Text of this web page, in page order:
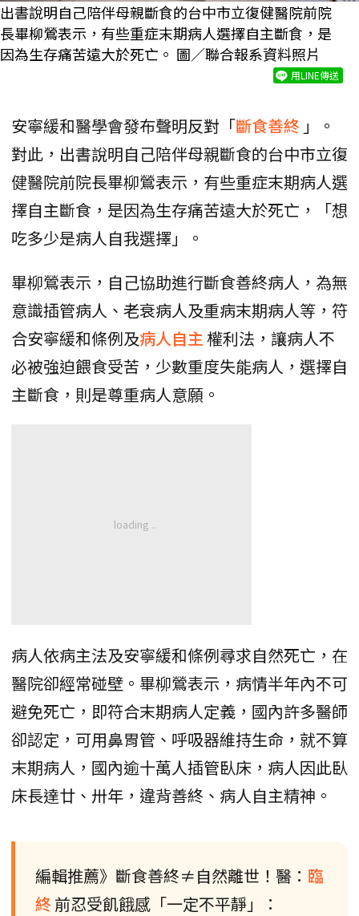
出書說明自己陪伴母親斷食的台中市立復健醫院前院
長畢柳鶯表示，有些重症末期病人選擇自主斷食，是
因為生存痛苦遠大於死亡。 圖／聯合報系資料照片
用LINE傳送
安寧緩和醫學會發布聲明反對「斷食善終 」。
對此，出書說明自己陪伴母親斷食的台中市立復
健醫院前院長畢柳鶯表示，有些重症末期病人選
擇自主斷食，是因為生存痛苦遠大於死亡，「想
吃多少是病人自我選擇」。
畢柳鶯表示，自己協助進行斷食善終病人，為無
意識插管病人、老衰病人及重病末期病人等，符
合安寧緩和條例及病人自主權利法，讓病人不
必被強迫餵食受苦，少數重度失能病人，選擇自
主斷食，則是尊重病人意願。
病人依病主法及安寧緩和條例尋求自然死亡，在
醫院卻經常碰壁。畢柳鶯表示，病情半年內不可
避免死亡，即符合末期病人定義，國內許多醫師
卻認定，可用鼻胃管、呼吸器維持生命，就不算
末期病人，國內逾十萬人插管臥床，病人因此臥
床長達廿、卅年，違背善終、病人自主精神。
編輯推薦》斷食善終≠自然離世！醫： 臨
終前忍受飢餓感「一定不平靜」：